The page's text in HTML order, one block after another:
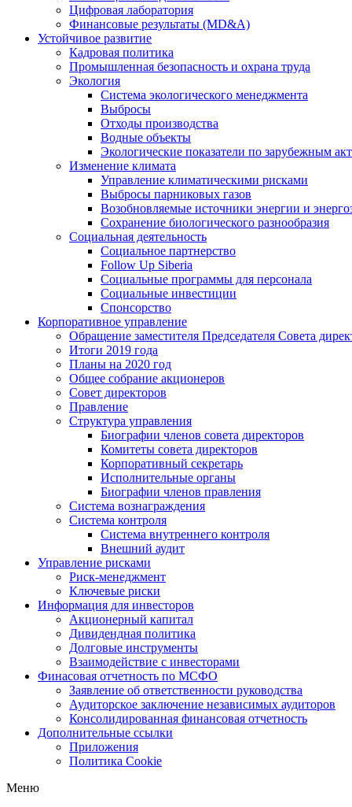
Цифровая лаборатория
Финансовые результаты (MD&A)
Устойчивое развитие
Кадровая политика
Промышленная безопасность и охрана труда
Экология
Система экологического менеджмента
Выбросы
Отходы производства
Водные объекты
Экологические показатели по зарубежным
Изменение климата
Управление климатическими рисками
Выбросы парниковых газов
Возобновляемые источники энергии и
Сохранение биологического разнообразия
Социальная деятельность
Социальное партнерство
Follow Up Siberia
Социальные программы для персонала
Социальные инвестиции
Спонсорство
Корпоративное управление
Обращение заместителя Председателя Совета
Итоги 2019 года
Планы на 2020 год
Общее собрание акционеров
Совет директоров
Правление
Структура управления
Биографии членов совета директоров
Комитеты совета директоров
Корпоративный секретарь
Исполнительные органы
Биографии членов правления
Система вознаграждения
Система контроля
Система внутреннего контроля
Внешний аудит
Управление рисками
Риск-менеджмент
Ключевые риски
Информация для инвесторов
Акционерный капитал
Дивидендная политика
Долговые инструменты
Взаимодействие с инвеcторами
Финасовая отчетность по МСФО
Заявление об ответственности руководства
Аудиторское заключение независимых аудиторов
Консолидированная финансовая отчетность
Дополнительные ссылки
Приложения
Политика Cookie
Меню